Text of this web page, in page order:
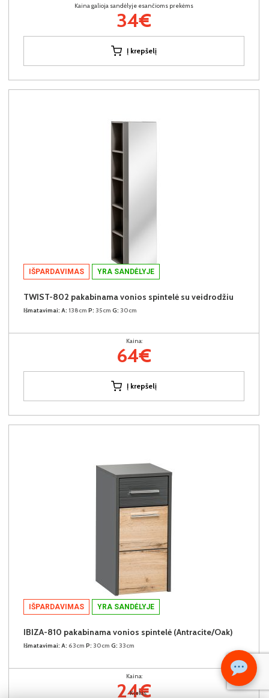
Kiekis:
Kaina galioja sandėlyje esančioms prekėms
34€
Į krepšelį
IŠPARDAVIMAS YRA SANDĖLYJE
TWIST-802 pakabinama vonios spintelė su veidrodžiu
Išmatavimai: A: 138cm P: 35cm G: 30cm
Kaina:
64€
Į krepšelį
IŠPARDAVIMAS YRA SANDĖLYJE
IBIZA-810 pakabinama vonios spintelė (Antracite/Oak)
Išmatavimai: A: 63cm P: 30cm G: 33cm
Kaina:
24€